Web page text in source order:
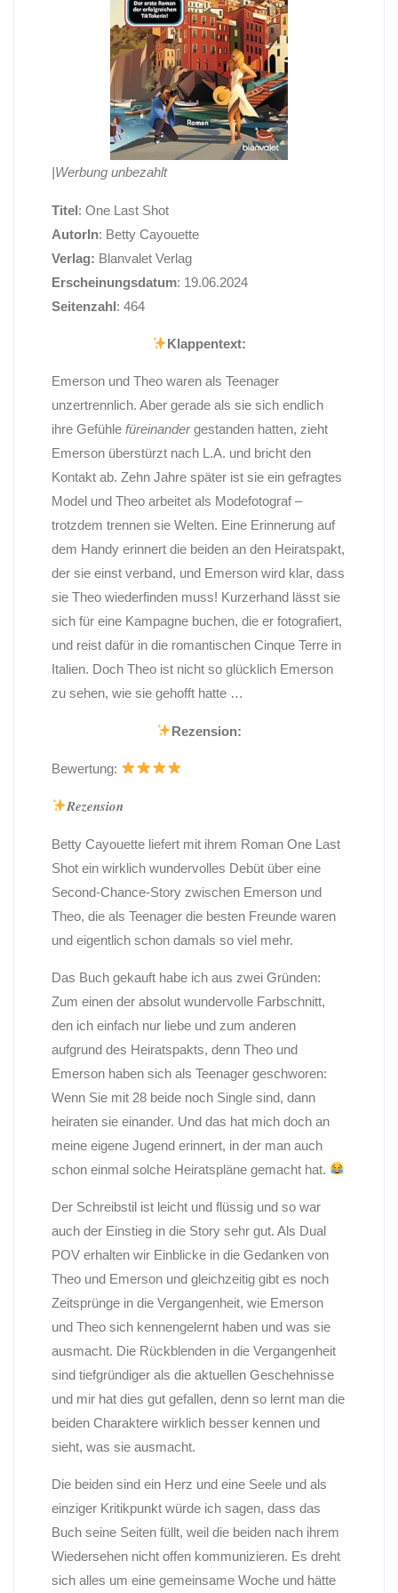
|Werbung unbezahlt
Titel: One Last Shot
AutorIn: Betty Cayouette
Verlag: Blanvalet Verlag
Erscheinungsdatum: 19.06.2024
Seitenzahl: 464
Klappentext:
Emerson und Theo waren als Teenager
unzertrennlich. Aber gerade als sie sich endlich
ihre Gefühle füreinandergestanden hatten, zieht
Emerson überstürzt nach L.A. und bricht den
Kontakt ab. Zehn Jahre später ist sie ein gefragtes
Model und Theo arbeitet als Modefotograf –
trotzdem trennen sie Welten. Eine Erinnerung auf
dem Handy erinnert die beiden an den Heiratspakt,
der sie einst verband, und Emerson wird klar, dass
sie Theo wiederfinden muss! Kurzerhand lässt sie
sich für eine Kampagne buchen, die er fotografiert,
und reist dafür in die romantischen Cinque Terre in
Italien. Doch Theo ist nicht so glücklich Emerson
zu sehen, wie sie gehofft hatte …
Rezension:
Bewertung:
𝑹𝒆𝒛𝒆𝒏𝒔𝒊𝒐𝒏
Betty Cayouette liefert mit ihrem Roman One Last
Shot ein wirklich wundervolles Debüt über eine
Second-Chance-Story zwischen Emerson und
Theo, die als Teenager die besten Freunde waren
und eigentlich schon damals so viel mehr.
Das Buch gekauft habe ich aus zwei Gründen:
Zum einen der absolut wundervolle Farbschnitt,
den ich einfach nur liebe und zum anderen
aufgrund des Heiratspakts, denn Theo und
Emerson haben sich als Teenager geschworen:
Wenn Sie mit 28 beide noch Single sind, dann
heiraten sie einander. Und das hat mich doch an
meine eigene Jugend erinnert, in der man auch
schon einmal solche Heiratspläne gemacht hat.
Der Schreibstil ist leicht und flüssig und so war
auch der Einstieg in die Story sehr gut. Als Dual
POV erhalten wir Einblicke in die Gedanken von
Theo und Emerson und gleichzeitig gibt es noch
Zeitsprünge in die Vergangenheit, wie Emerson
und Theo sich kennengelernt haben und was sie
ausmacht. Die Rückblenden in die Vergangenheit
sind tiefgründiger als die aktuellen Geschehnisse
und mir hat dies gut gefallen, denn so lernt man die
beiden Charaktere wirklich besser kennen und
sieht, was sie ausmacht.
Die beiden sind ein Herz und eine Seele und als
einziger Kritikpunkt würde ich sagen, dass das
Buch seine Seiten füllt, weil die beiden nach ihrem
Wiedersehen nicht offen kommunizieren. Es dreht
sich alles um eine gemeinsame Woche und hätte